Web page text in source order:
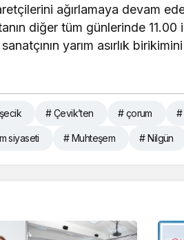
ağırlamaya devam
diğer tüm günlerinde 11.00
yarım asırlık
# Çevik’ten # çorum #
siyaseti # Muhteşem # Nilgün